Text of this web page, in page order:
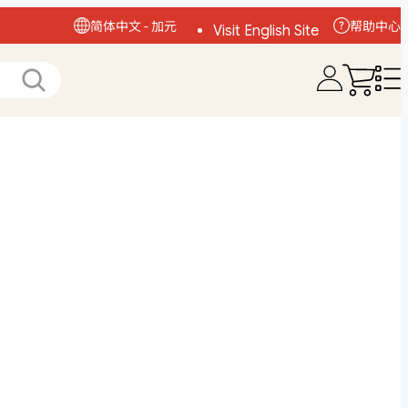
简体中文 - 加元
Visit English Site
帮助中心